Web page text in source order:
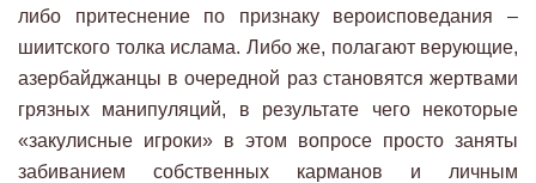
либо притеснение по признаку вероисповедания –
шиитского толка ислама. Либо же, полагают верующие,
азербайджанцы в очередной раз становятся жертвами
грязных манипуляций, в результате чего некоторые
«закулисные игроки» в этом вопросе просто заняты
забиванием собственных карманов и личным